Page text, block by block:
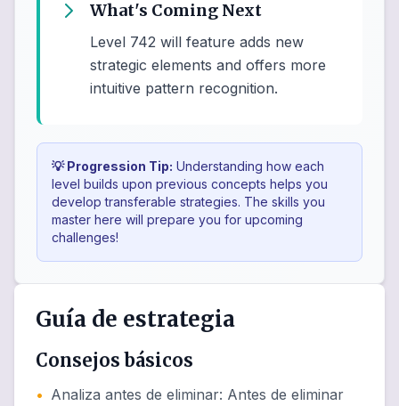
What's Coming Next
Level 742 will feature adds new
strategic elements and offers more
intuitive pattern recognition.
💡 Progression Tip: Understanding how each
level builds upon previous concepts helps you
develop transferable strategies. The skills you
master here will prepare you for upcoming
challenges!
Guía de estrategia
Consejos básicos
• Analiza antes de eliminar: Antes de eliminar